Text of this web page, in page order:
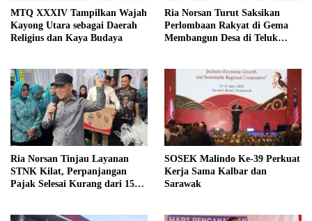
MTQ XXXIV Tampilkan Wajah
Kayong Utara sebagai Daerah
Religius dan Kaya Budaya
Ria Norsan Turut Saksikan
Perlombaan Rakyat di Gema
Membangun Desa di Teluk
Ria Norsan Tinjau Layanan
STNK Kilat, Perpanjangan
Pajak Selesai Kurang dari 15
SOSEK Malindo Ke-39 Perkuat
Kerja Sama Kalbar dan
Sarawak